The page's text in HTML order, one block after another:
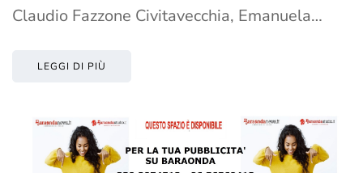
Claudio Fazzone Civitavecchia, Emanuela…
LEGGI DI PIÙ